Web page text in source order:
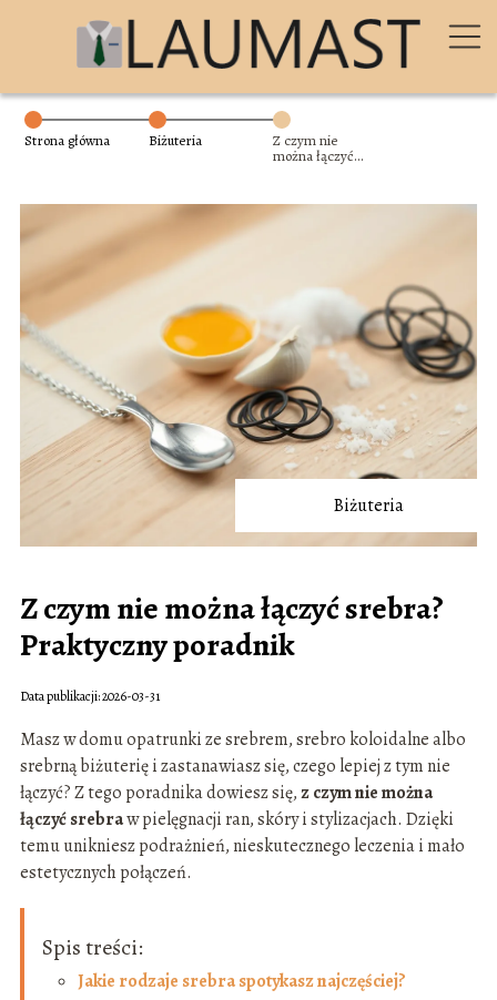
Strona główna Biżuteria
Z czym nie
można łączyć
poradnik
Biżuteria
Z czym nie można łączyć srebra?
Praktyczny poradnik
Data publikacji: 2026-03-31
Masz w domu opatrunki ze srebrem, srebro koloidalne albo
srebrną biżuterię i zastanawiasz się, czego lepiej z tym nie
łączyć? Z tego poradnika dowiesz się,z czym nie można
łączyć srebraw pielęgnacji ran, skóry i stylizacjach. Dzięki
temu unikniesz podrażnień, nieskutecznego leczenia i mało
estetycznych połączeń.
Spis treści:
Jakie rodzaje srebra spotykasz najczęściej?